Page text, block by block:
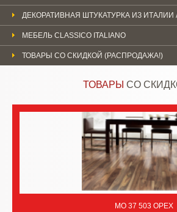
ДЕКОРАТИВНАЯ ШТУКАТУРКА ИЗ ИТАЛИИ
МЕБЕЛЬ CLASSICO ITALIANO
ТОВАРЫ СО СКИДКОЙ (РАСПРОДАЖА!)
ТОВАРЫ СО
MO 37 503 ОРЕХ